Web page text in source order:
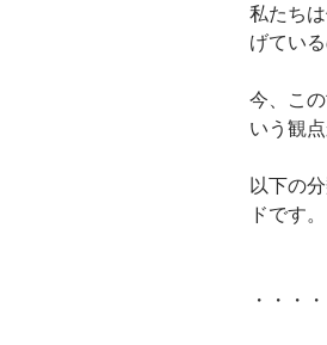
私たち
げている
今、こ
いう観
以下の
ドです。
・・・・